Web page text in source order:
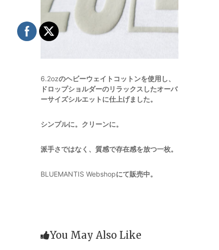
6.2ozのヘビーウェイトコットンを使用し、
ドロップショルダーのリラックスしたオーバ
ーサイズシルエットに仕上げました。
シンプルに。 クリーンに。
派手さではなく、質感で存在感を放つ一枚。
BLUEMANTIS Webshopにて販売中。
You May Also Like